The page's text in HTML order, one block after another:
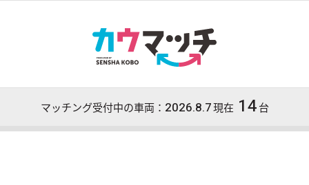
マッチング受付中の車両： 2026.8.7現在 14台